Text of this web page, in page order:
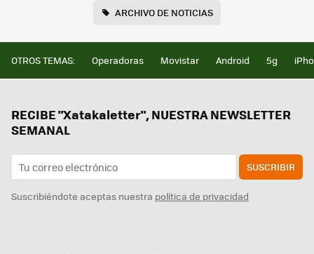
ARCHIVO DE NOTICIAS
OTROS TEMAS: Operadoras Movistar Android 5g
RECIBE "Xatakaletter", NUESTRA NEWSLETTER
SEMANAL
SUSCRIBIR
Suscribiéndote aceptas nuestra política de privacidad